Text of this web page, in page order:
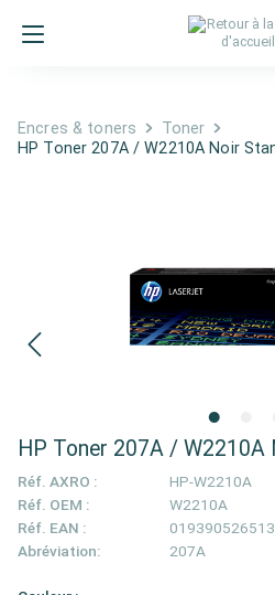
Encres & toners
Toner
HP Toner 207A / W2210A Noir
HP Toner 207A / W2210A
Réf. AXRO :
HP-W2210A
Réf. OEM :
W2210A
Réf. EAN :
Abréviation:
207A